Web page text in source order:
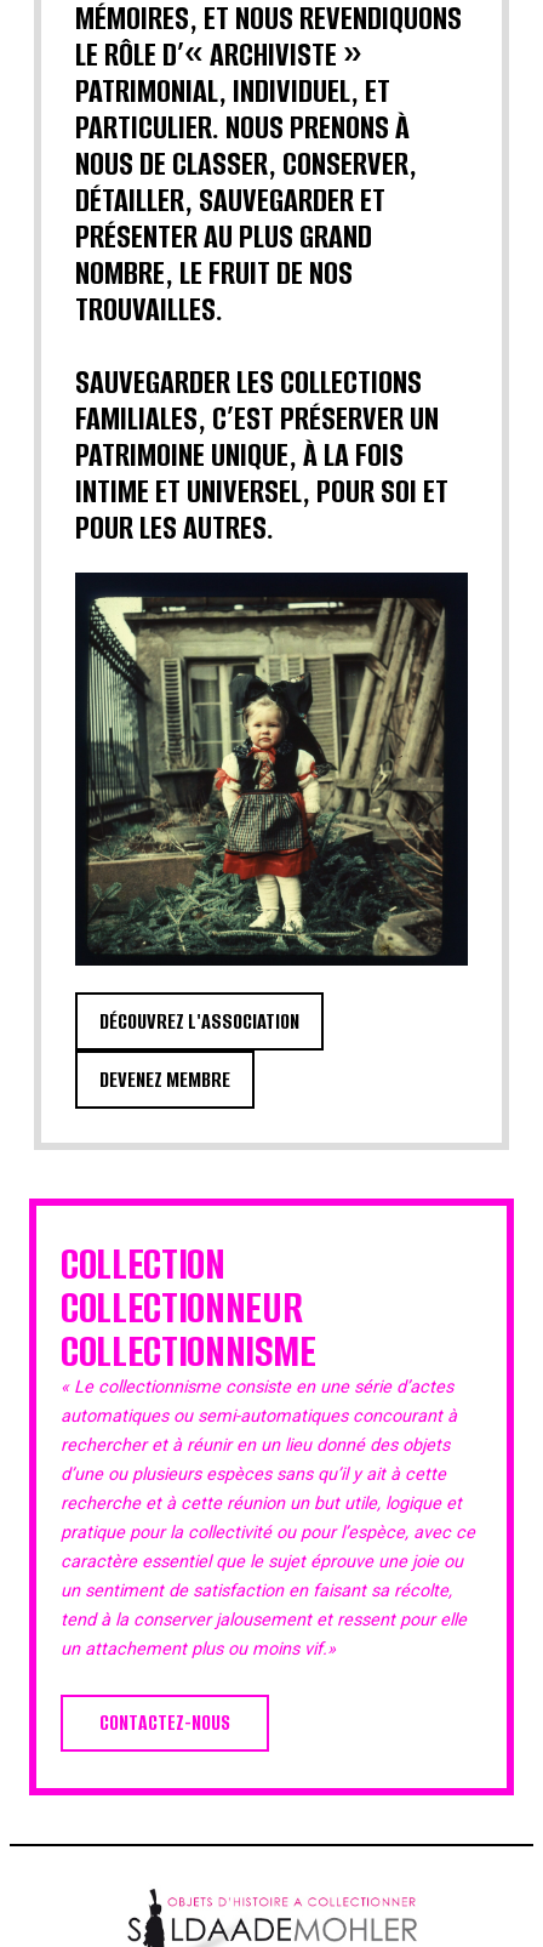
MÉMOIRES, ET NOUS REVENDIQUONS
LE RÔLE D’« ARCHIVISTE »
PATRIMONIAL, INDIVIDUEL, ET
PARTICULIER. NOUS PRENONS À
NOUS DE CLASSER, CONSERVER,
DÉTAILLER, SAUVEGARDER ET
PRÉSENTER AU PLUS GRAND
NOMBRE, LE FRUIT DE NOS
TROUVAILLES.
SAUVEGARDER LES COLLECTIONS
FAMILIALES, C’EST PRÉSERVER UN
PATRIMOINE UNIQUE, À LA FOIS
INTIME ET UNIVERSEL, POUR SOI ET
POUR LES AUTRES.
DÉCOUVREZ L'ASSOCIATION
DEVENEZ MEMBRE
COLLECTION
COLLECTIONNEUR
COLLECTIONNISME
« Le collectionnisme consiste en une série d’actes
automatiques ou semi-automatiques concourant à
rechercher et à réunir en un lieu donné des objets
d’une ou plusieurs espèces sans qu’il y ait à cette
recherche et à cette réunion un but utile, logique et
pratique pour la collectivité ou pour l’espèce, avec ce
caractère essentiel que le sujet éprouve une joie ou
un sentiment de satisfaction en faisant sa récolte,
tend à la conserver jalousement et ressent pour elle
un attachement plus ou moins vif.»
CONTACTEZ-NOUS